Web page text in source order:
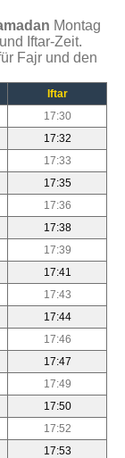
Montag
Iftar-Zeit.
Fajr und den
Iftar
17:30
17:32
17:33
17:35
17:36
17:38
17:39
17:41
17:43
17:44
17:46
17:47
17:49
17:50
17:52
17:53